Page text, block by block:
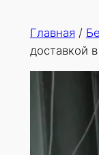
Главная /
доставкой